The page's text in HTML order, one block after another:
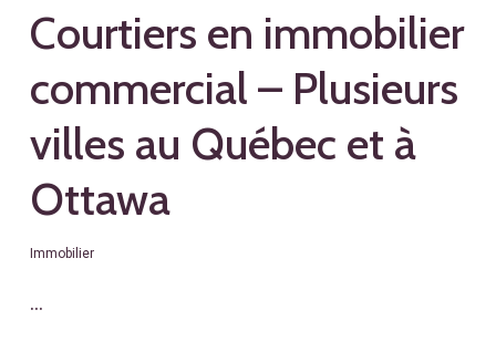
Courtiers en immobilier
commercial – Plusieurs
villes au Québec et à
Ottawa
Immobilier
…